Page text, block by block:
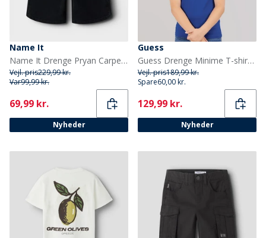
Name It
Name It Drenge Pryan Carpenter Denim Shorts Black Denim
Vejl. pris229,99 kr.
Var99,99 kr.
Current
69,99 kr.
Nyheder
Guess
Guess Drenge Minime T-shirt Florescent Blue
Vejl. pris189,99 kr.
Spare60,00 kr.
Current
129,99 kr.
Nyheder